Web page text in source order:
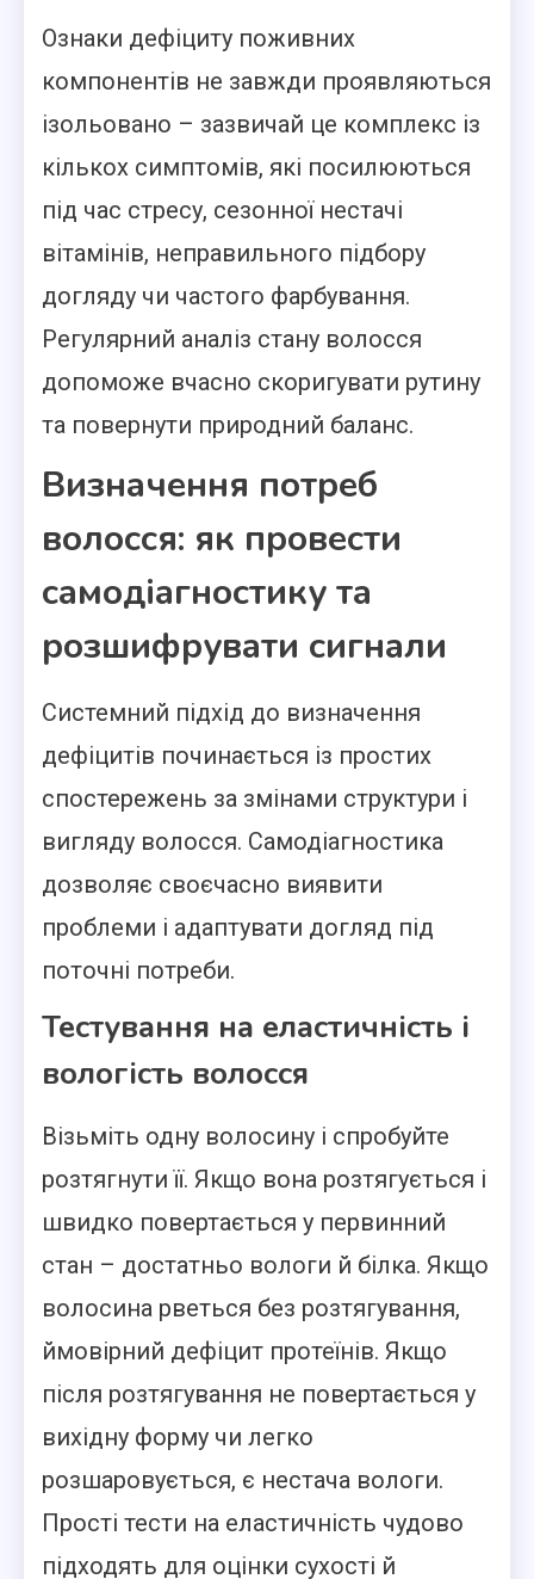
Ознаки дефіциту поживних
компонентів не завжди проявляються
ізольовано – зазвичай це комплекс із
кількох симптомів, які посилюються
під час стресу, сезонної нестачі
вітамінів, неправильного підбору
догляду чи частого фарбування.
Регулярний аналіз стану волосся
допоможе вчасно скоригувати рутину
та повернути природний баланс.
Визначення потреб
волосся: як провести
самодіагностику та
розшифрувати сигнали
Системний підхід до визначення
дефіцитів починається із простих
спостережень за змінами структури і
вигляду волосся. Самодіагностика
дозволяє своєчасно виявити
проблеми і адаптувати догляд під
поточні потреби.
Тестування на еластичність і
вологість волосся
Візьміть одну волосину і спробуйте
розтягнути її. Якщо вона розтягується і
швидко повертається у первинний
стан – достатньо вологи й білка. Якщо
волосина рветься без розтягування,
ймовірний дефіцит протеїнів. Якщо
після розтягування не повертається у
вихідну форму чи легко
розшаровується, є нестача вологи.
Прості тести на еластичність чудово
підходять для оцінки сухості й